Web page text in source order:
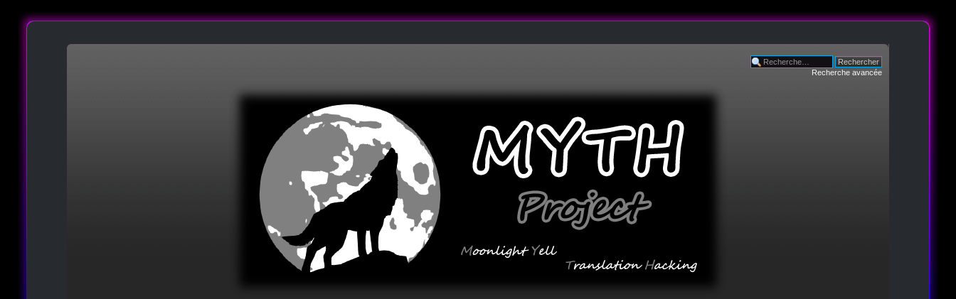
Recherche avancée